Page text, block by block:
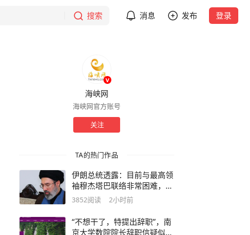
搜索 消息 发布 登录
海峡网
海峡网官方账号
关注
TA的热门作品
伊朗总统透露：目前与最高领
袖穆杰塔巴联络非常困难，曾
有过富有成效的会晤；穆杰塔
有出席上个月父亲的葬礼
3852阅读 2小时前
“不想干了，特提出辞职”，南
京大学数院院长辞职信疑似流